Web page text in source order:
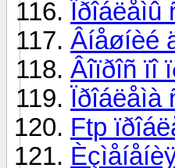
Ïðîáëåìû
Âíåøíèé
Âîïðîñ ïî
Ïðîáëåìà
Ftp